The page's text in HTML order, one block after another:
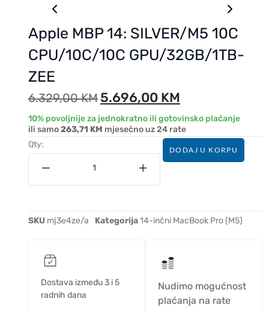
Apple MBP 14: SILVER/M5 10C
CPU/10C/10C GPU/32GB/1TB-
ZEE
6.329,00KM 5.696,00 KM
10% povoljnije za jednokratno ili gotovinsko plaćanje
ili samo263,71 KM mjesečno uz 24 rate
Qty:
DODAJ U KORPU
SKU mj3e4ze/a Kategorija14-inčni MacBook Pro (M5)
Dostava između 3 i 5
radnih dana
Nudimo mogućnost
plaćanja na rate